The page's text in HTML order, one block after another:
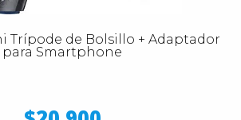
Trípode de Bolsillo + Adaptador
para Smartphone